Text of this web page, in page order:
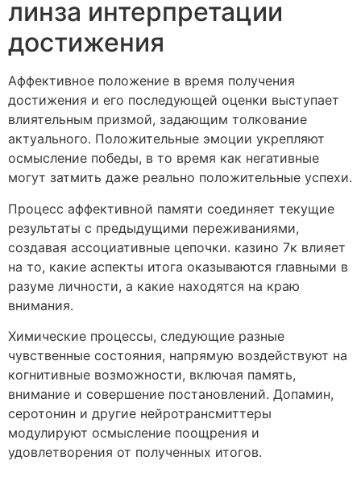
линза интерпретации
достижения
Аффективное положение в время получения
достижения и его последующей оценки выступает
влиятельным призмой, задающим толкование
актуального. Положительные эмоции укрепляют
осмысление победы, в то время как негативные
могут затмить даже реально положительные успехи.
Процесс аффективной памяти соединяет текущие
результаты с предыдущими переживаниями,
создавая ассоциативные цепочки. казино 7к влияет
на то, какие аспекты итога оказываются главными в
разуме личности, а какие находятся на краю
внимания.
Химические процессы, следующие разные
чувственные состояния, напрямую воздействуют на
когнитивные возможности, включая память,
внимание и совершение постановлений. Допамин,
серотонин и другие нейротрансмиттеры
модулируют осмысление поощрения и
удовлетворения от полученных итогов.